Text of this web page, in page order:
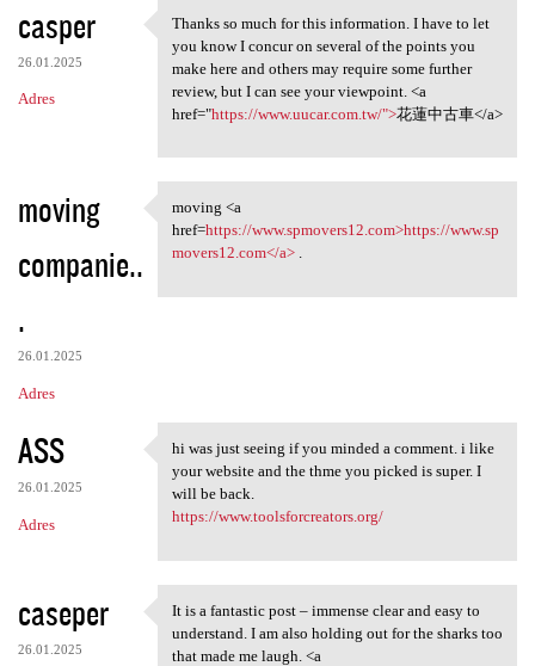
casper
26.01.2025
Adres
Thanks so much for this
Thanks so much for this information. I have to let
you know I concur on several of the points you
make here and others may require some further
review, but I can see your viewpoint. <a
href="https://www.uucar.com.tw/">花蓮中古車</a>
moving
companie..
.
26.01.2025
Adres
moving <a href=https://www
moving <a
href=https://www.spmovers12.com>https://www.sp
movers12.com</a>.
ASS
26.01.2025
Adres
hi was just seeing if you
hi was just seeing if you minded a comment. i like
your website and the thme you picked is super. I
will be back.
https://www.toolsforcreators.org/
caseper
26.01.2025
It is a fantastic post –
It is a fantastic post – immense clear and easy to
understand. I am also holding out for the sharks too
that made me laugh. <a